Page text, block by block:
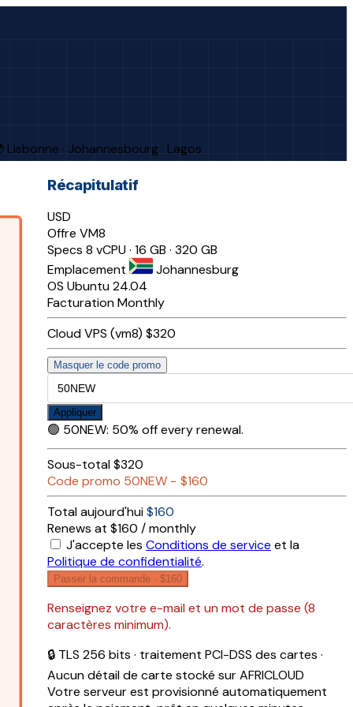
Lisbonne · Johannesbourg · Lagos
Récapitulatif
USD
Offre VM8
Specs 8 vCPU · 16 GB · 320 GB
Emplacement
Johannesburg
OS Ubuntu 24.04
FacturationMonthly
Cloud VPS (vm8) $320
Masquer le code promo
Appliquer
🟢 50NEW: 50% off every renewal.
Sous-total$320
Code promo 50NEW − $160
Total aujourd'hui$160
Renews at $160 / monthly
J'accepte les Conditions de service et la
Politique de confidentialité.
Passer la commande · $160
Renseignez votre e-mail et un mot de passe (8
caractères minimum).
🔒 TLS 256 bits · traitement PCI-DSS des cartes ·
Aucun détail de carte stocké sur AFRICLOUD
Votre serveur est provisionné automatiquement